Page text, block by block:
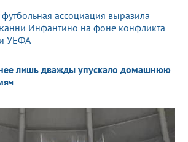
ассоциация выразила
Инфантино на фоне конфликта
УЕФА
лишь дважды упускало домашнюю